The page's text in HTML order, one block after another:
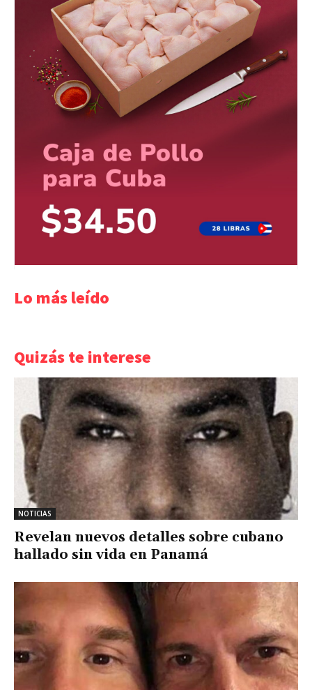
Lo más leído
Quizás te interese
NOTICIAS
Revelan nuevos detalles sobre cubano
hallado sin vida en Panamá